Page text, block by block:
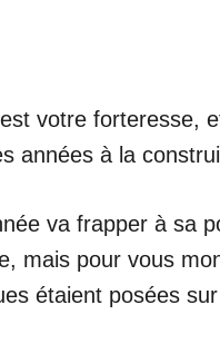
votre forteresse,
années à la
va frapper à sa
mais pour vous
étaient posées